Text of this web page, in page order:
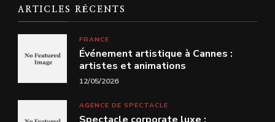
ARTICLES RÉCENTS
FRANCE
Événement artistique à Cannes :
artistes et animations
12/05/2026
AGENCE DE SPECTACLE